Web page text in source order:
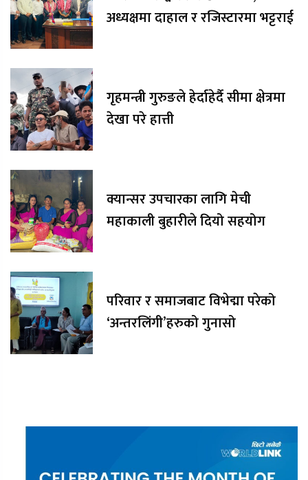
अध्यक्षमा दाहाल र रजिस्टारमा भट्टराई
गृहमन्त्री गुरुङले हेर्दाहेर्दै सीमा क्षेत्रमा
देखा परे हात्ती
क्यान्सर उपचारका लागि मेची
महाकाली बुहारीले दियो सहयोग
परिवार र समाजबाट विभेद्मा परेको
‘अन्तरलिंगी’हरुको गुनासो